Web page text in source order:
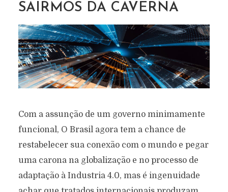
SAIRMOS DA CAVERNA
Com a assunção de um governo minimamente
funcional, O Brasil agora tem a chance de
restabelecer sua conexão com o mundo e pegar
uma carona na globalização e no processo de
adaptação à Industria 4.0, mas é ingenuidade